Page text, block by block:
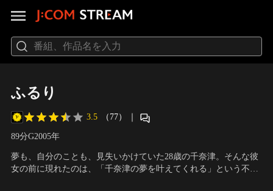
ふるり
3.5 （77） ｜
89分G2005年
夢も、自分のことも、見失いかけていた28歳の千奈津。そんな彼
女の前に現れたのは、「千奈津の夢を叶えてくれる」という不思